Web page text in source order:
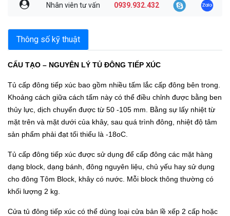
Nhân viên tư vấn 0939.932.432
Thông số kỹ thuật
CẤU TẠO – NGUYÊN LÝ TỦ ĐÔNG TIẾP XÚC
Tủ cấp đông tiếp xúc bao gồm nhiều tấm lắc cấp đông bên trong.
Khoảng cách giữa cách tấm này có thể điều chỉnh được bằng ben
thủy lực, dịch chuyển được từ 50 -105 mm. Bằng sự lấy nhiệt từ
mặt trên và mặt dưới của khây, sau quá trình đông, nhiệt độ tâm
sản phẩm phải đạt tối thiểu là -18oC.
Tủ cấp đông tiếp xúc được sử dụng để cấp đông các mặt hàng
dạng block, dạng bánh, đông nguyên liệu, chủ yếu hay sử dụng
cho đông Tôm Block, khây có nước. Mỗi block thông thường có
khối lượng 2 kg.
Cửa tủ đông tiếp xúc có thể dùng loại cửa bản lề xếp 2 cấp hoặc